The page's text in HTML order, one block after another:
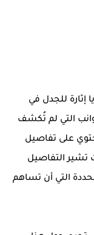
إثارة للجدل في
التي لم تُكشف
على تفاصيل
تشير التفاصيل
التي أن تساهم